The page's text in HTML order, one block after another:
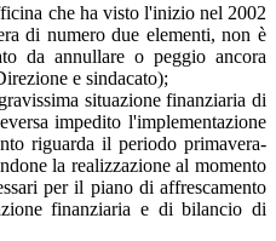
che ha visto l'inizio nel 2002
di numero due elementi, non è
da annullare o peggio ancora
e sindacato);
situazione finanziaria di
impedito l'implementazione
riguarda il periodo primavera-
la realizzazione al momento
per il piano di affrescamento
finanziaria e di bilancio di